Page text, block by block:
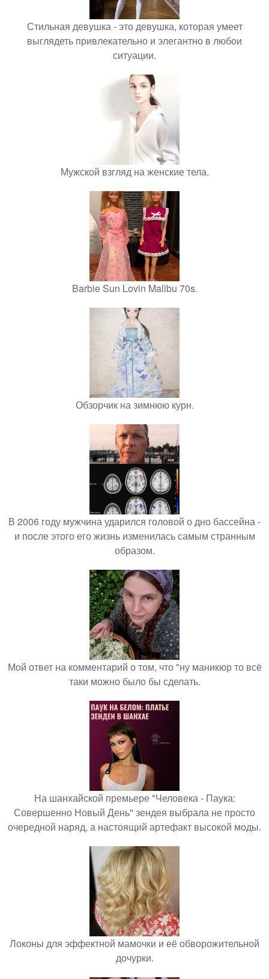
Стильная девушка - это девушка, которая умеет
выглядеть привлекательно и элегантно в любои
ситуации.
Мужской взгляд на женские тела.
Barbie Sun Lovin Malibu 70s.
Обзорчик на зимнюю курн.
В 2006 году мужчина ударился головой о дно бассейна -
и после этого его жизнь изменилась самым странным
образом.
Мой ответ на комментарий о том, что "ну маникюр то всё
таки можно было бы сделать.
На шанхайской премьере "Человека - Паука:
Совершенно Новый День" зендея выбрала не просто
очередной наряд, а настоящий артефакт высокой моды.
Локоны для эффектной мамочки и её обворожительной
дочурки.